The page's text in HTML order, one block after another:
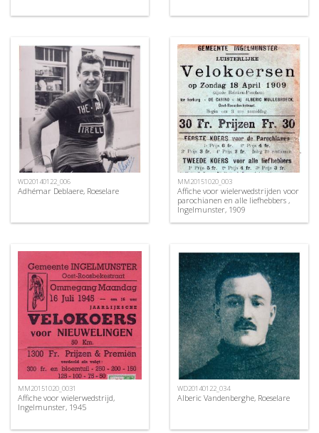
WD20140122_006
Adhémar Deblaere, Roeselare
MM20151020_003
Affiche voor wielerwedstrijden voor
parochianen en alle liefhebbers ,
Ingelmunster, 1909
MM20151020_0031
Affiche voor wielerwedstrijd,
Ingelmunster, 1945
WD20140122_034
Alberic Vandenberghe, Roeselare